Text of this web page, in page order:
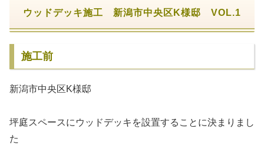
ウッドデッキ施工 新潟市中央区K様邸 VOL.1
施工前
新潟市中央区K様邸
坪庭スペースにウッドデッキを設置することに決まりまし
た